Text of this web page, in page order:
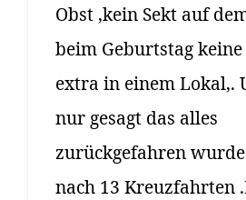
Obst ,kein Sekt auf
beim Geburtstag
extra in einem Lokal,.
nur gesagt das alles
zurückgefahren
nach 13 Kreuzfahrten